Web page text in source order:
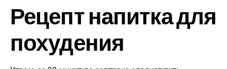
Рецепт напитка для
похудения